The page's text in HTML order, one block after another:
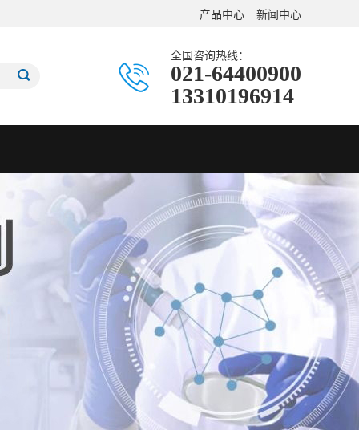
产品中心 新闻中心
全国咨询热线：
021-64400900
13310196914